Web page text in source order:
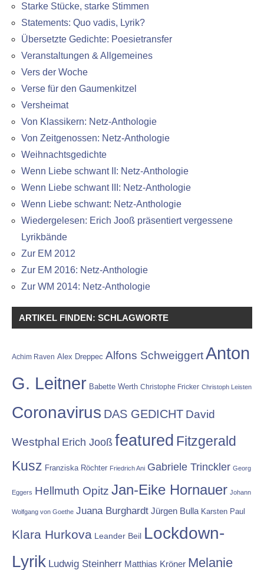
Starke Stücke, starke Stimmen
Statements: Quo vadis, Lyrik?
Übersetzte Gedichte: Poesietransfer
Veranstaltungen & Allgemeines
Vers der Woche
Verse für den Gaumenkitzel
Versheimat
Von Klassikern: Netz-Anthologie
Von Zeitgenossen: Netz-Anthologie
Weihnachtsgedichte
Wenn Liebe schwant II: Netz-Anthologie
Wenn Liebe schwant III: Netz-Anthologie
Wenn Liebe schwant: Netz-Anthologie
Wiedergelesen: Erich Jooß präsentiert vergessene
Lyrikbände
Zur EM 2012
Zur EM 2016: Netz-Anthologie
Zur WM 2014: Netz-Anthologie
ARTIKEL FINDEN: SCHLAGWORTE
Achim Raven Alex Dreppec Alfons Schweiggert Anton
G. Leitner Babette Werth Christophe Fricker Christoph Leisten
Coronavirus DAS GEDICHT David
Westphal Erich Jooß featured Fitzgerald
Kusz Franziska Röchter Friedrich Ani Gabriele Trinckler Georg
Eggers Hellmuth Opitz Jan-Eike Hornauer Johann
Wolfgang von Goethe Juana Burghardt Jürgen Bulla Karsten Paul
Klara Hurkova Leander Beil Lockdown-
Lyrik Ludwig Steinherr Matthias Kröner Melanie